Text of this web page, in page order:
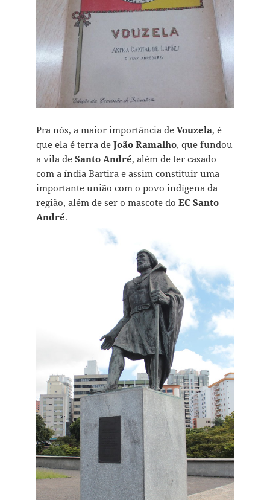
Pra nós, a maior importância de Vouzela, é
que ela é terra de João Ramalho, que fundou
a vila de Santo André, além de ter casado
com a índia Bartira e assim constituir uma
importante união com o povo indígena da
região, além de ser o mascote do EC Santo
André.